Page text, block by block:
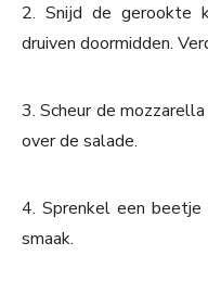
2. Snijd de gerookte
druiven doormidden.
3. Scheur de
over de salade.
4. Sprenkel een
smaak.